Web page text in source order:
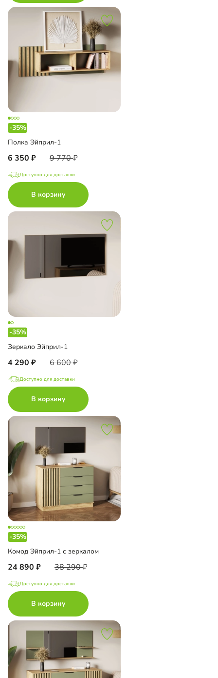
-35%
Полка Эйприл-1
6 350 9 770
Доступно для доставки
В корзину
-35%
Зеркало Эйприл-1
4 290 6 600
Доступно для доставки
В корзину
-35%
Комод Эйприл-1 с зеркалом
24 890 38 290
Доступно для доставки
В корзину